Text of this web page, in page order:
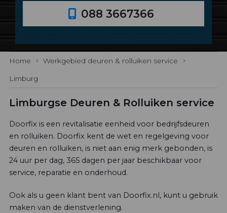
088 3667366
Home Werkgebied deuren & rolluiken service
Limburg
Limburgse Deuren & Rolluiken service
Doorfix is een revitalisatie eenheid voor bedrijfsdeuren
en rolluiken. Doorfix kent de wet en regelgeving voor
deuren en rolluiken, is niet aan enig merk gebonden, is
24 uur per dag, 365 dagen per jaar beschikbaar voor
service, reparatie en onderhoud.
Ook als u geen klant bent van Doorfix.nl, kunt u gebruik
maken van de dienstverlening.